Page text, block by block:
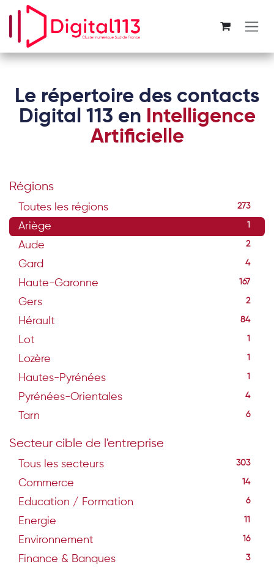
Se rendre au contenu
Le répertoire des contacts
Digital 113 en Intelligence
Artificielle
Régions
Toutes les régions 273
Ariège 1
Aude 2
Gard 4
Haute-Garonne 167
Gers 2
Hérault 84
Lot 1
Lozère 1
Hautes-Pyrénées 1
Pyrénées-Orientales 4
Tarn 6
Secteur cible de l'entreprise
Tous les secteurs 303
Commerce 14
Education / Formation 6
Energie 11
Environnement 16
Finance & Banques 3